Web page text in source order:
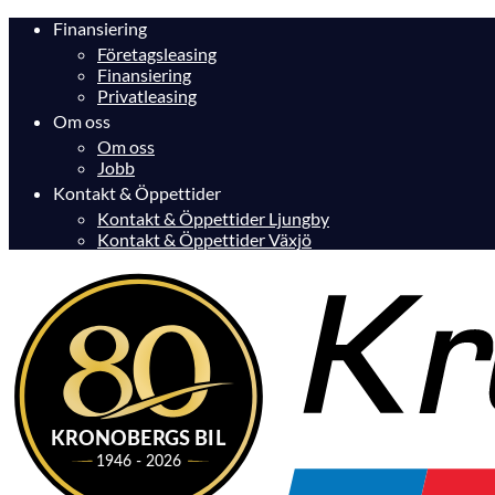
Finansiering
Företagsleasing
Finansiering
Privatleasing
Om oss
Om oss
Jobb
Kontakt & Öppettider
Kontakt & Öppettider Ljungby
Kontakt & Öppettider Växjö